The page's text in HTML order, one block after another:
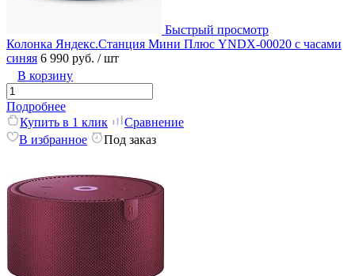
Быстрый просмотр
Колонка Яндекс.Станция Мини Плюс YNDX-00020 с часами
синяя 6 990 руб. / шт
В корзину
Подробнее
Купить в 1 клик
Сравнение
В избранное
Под заказ